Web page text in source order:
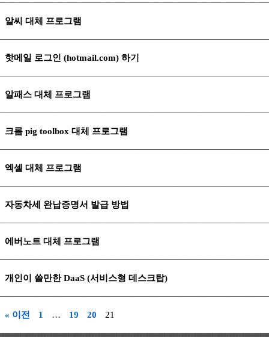
알씨 대체 프로그램
핫메일 로그인 (hotmail.com) 하기
알패스 대체 프로그램
크롬 pig toolbox 대체 프로그램
엑셀 대체 프로그램
자동차세 완납증명서 발급 방법
에버노트 대체 프로그램
개인이 쓸만한 DaaS (서비스형 데스크탑)
« 이전 1 … 19 20 21